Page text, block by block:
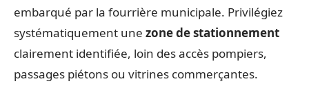
embarqué par la fourrière municipale. Privilégiez
systématiquement une zone de stationnement
clairement identifiée, loin des accès pompiers,
passages piétons ou vitrines commerçantes.